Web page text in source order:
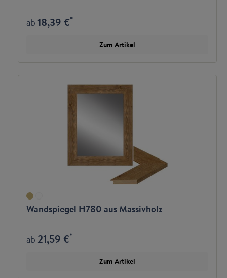
ab18,39 €*
Zum Artikel
Wandspiegel H780 aus Massivholz
ab 21,59 €*
Zum Artikel